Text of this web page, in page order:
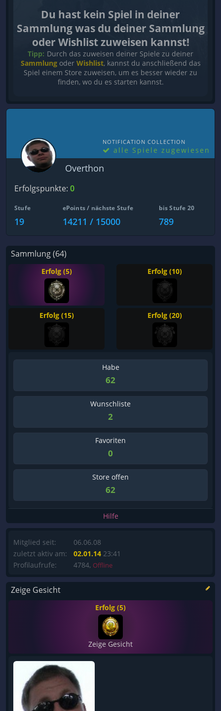
Du hast kein Spiel in deiner
Sammlung was du deiner Sammlung
oder Wishlist zuweisen kannst!
Tipp: Durch das zuweisen deiner Spiele zu deiner
Sammlungoder Wishlist, kannst du anschließend das
Spiel einem Store zuweisen, um es besser wieder zu
finden, wo du es starten kannst.
NOTIFICATION COLLECTION
alle Spiele zugewiesen
Overthon
Erfolgspunkte: 0
Stufe
19
ePoints / nächste Stufe
14211 / 15000
bis Stufe 20
789
Sammlung (64)
Erfolg (5) Erfolg (10)
Erfolg (15) Erfolg (20)
Habe
62
Wunschliste
2
Favoriten
0
Store offen
62
Hilfe
Mitglied seit:
zuletzt aktiv am:
Profilaufrufe:
06.06.08
02.01.14 23:41
4784, Offline
Zeige Gesicht
Erfolg (5)
Zeige Gesicht